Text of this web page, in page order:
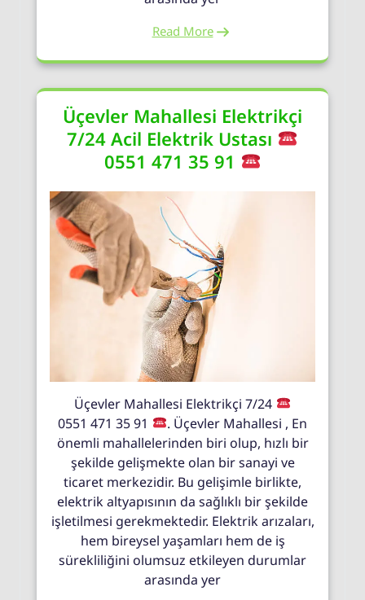
Read More
Üçevler Mahallesi Elektrikçi
7/24 Acil Elektrik Ustası
0551 471 35 91
Üçevler Mahallesi Elektrikçi 7/24
0551 471 35 91
. Üçevler Mahallesi , En
önemli mahallelerinden biri olup, hızlı bir
şekilde gelişmekte olan bir sanayi ve
ticaret merkezidir. Bu gelişimle birlikte,
elektrik altyapısının da sağlıklı bir şekilde
işletilmesi gerekmektedir. Elektrik arızaları,
hem bireysel yaşamları hem de iş
sürekliliğini olumsuz etkileyen durumlar
arasında yer